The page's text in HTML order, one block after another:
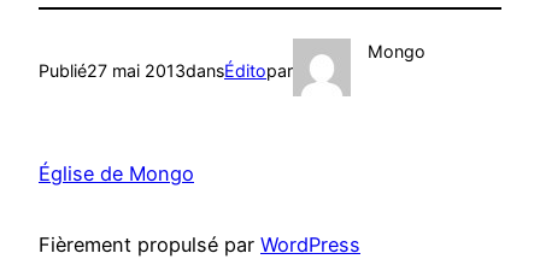
Publié27 mai 2013dansÉditopar
Mongo
Église de Mongo
Fièrement propulsé par WordPress